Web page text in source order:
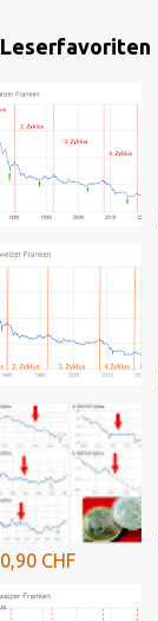
Leserfavoriten
0,90 CHF